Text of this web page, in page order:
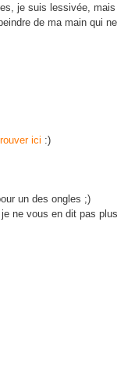
je suis lessivée, mais
de ma main qui ne
ici :)
un des ongles ;)
ne vous en dit pas plus